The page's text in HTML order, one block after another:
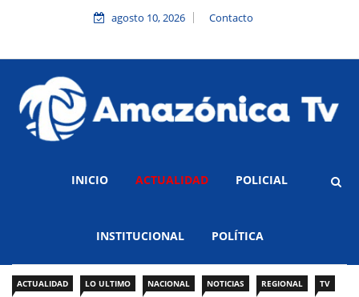
agosto 10, 2026 Contacto
INICIO ACTUALIDAD POLICIAL
INSTITUCIONAL POLÍTICA
ACTUALIDAD LO ULTIMO NACIONAL NOTICIAS REGIONAL TV